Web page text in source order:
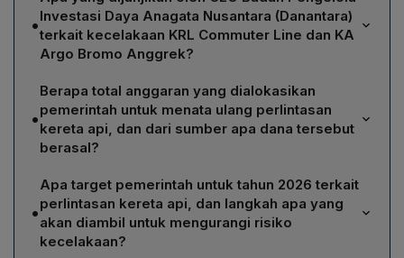
•Investasi Daya Anagata Nusantara (Danantara)
terkait kecelakaan KRL Commuter Line dan KA
Argo Bromo Anggrek?
Rosan Perkasa Roeslani menyatakan akan dilakukan
evaluasi menyeluruh terhadap sistem keselamatan
perkeretaapian, menegaskan bahwa keselamatan
adalah prioritas utama selain kenyamanan penumpang.
•
Berapa total anggaran yang dialokasikan
pemerintah untuk menata ulang perlintasan
kereta api, dan dari sumber apa dana tersebut
berasal?
Pemerintah menyiapkan dana sekitar Rp 4 triliun untuk
memperbaiki sekitar 1.800 perlintasan kereta di seluruh
wilayah. Seluruh dana tersebut bersumber dari
Anggaran Pendapatan dan Belanja Negara (APBN)
•
Apa target pemerintah untuk tahun 2026 terkait
perlintasan kereta api, dan langkah apa yang
akan diambil untuk mengurangi risiko
kecelakaan?